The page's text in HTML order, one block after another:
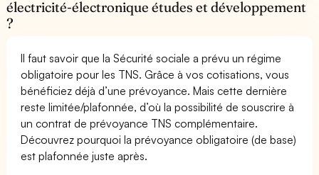
électricité-électronique études et développement
?
Il faut savoir que la Sécurité sociale a prévu un régime
obligatoire pour les TNS. Grâce à vos cotisations, vous
bénéficiez déjà d’une prévoyance. Mais cette dernière
reste limitée/plafonnée, d’où la possibilité de souscrire à
un contrat de prévoyance TNS complémentaire.
Découvrez pourquoi la prévoyance obligatoire (de base)
est plafonnée juste après.